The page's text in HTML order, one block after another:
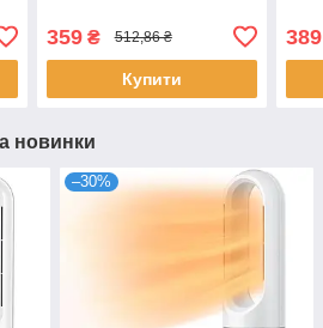
Тепловентилятор
359₴ 512,86 ₴
Купити
389
новинки
–30%